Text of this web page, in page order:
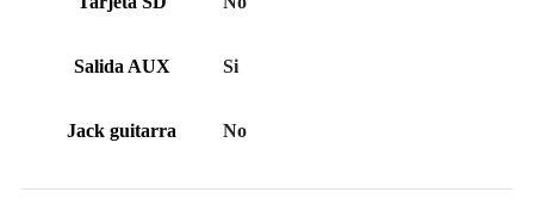
Salida AUX Si
Jack guitarra No